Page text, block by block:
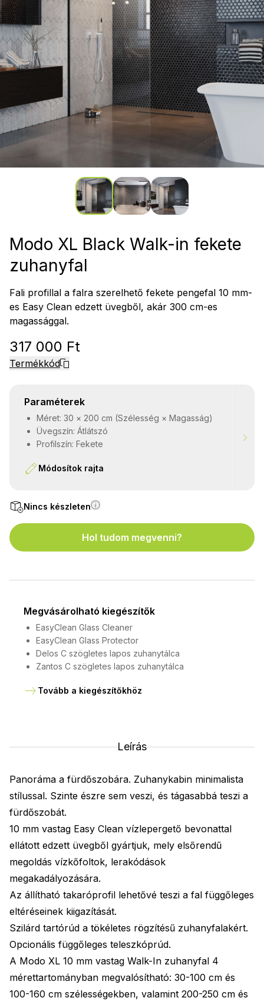
Modo XL Black Walk-in fekete
zuhanyfal
Fali profillal a falra szerelhető fekete pengefal 10 mm-
es Easy Clean edzett üvegből, akár 300 cm-es
magassággal.
317 000 Ft
Termékkód
Paraméterek
Méret: 30 × 200 cm (Szélesség × Magasság)
Üvegszín: Átlátszó
Profilszín: Fekete
Módosítok rajta
Nincs készleten
Hol tudom megvenni?
Megvásárolható kiegészítők
EasyClean Glass Cleaner
EasyClean Glass Protector
Delos C szögletes lapos zuhanytálca
Zantos C szögletes lapos zuhanytálca
Tovább a kiegészítőkhöz
Leírás
Panoráma a fürdőszobára. Zuhanykabin minimalista
stílussal. Szinte észre sem veszi, és tágasabbá teszi a
fürdőszobát.
10 mm vastag Easy Clean vízlepergető bevonattal
ellátott edzett üvegből gyártjuk, mely elsőrendű
megoldás vízkőfoltok, lerakódások
megakadályozására.
Az állítható takaróprofil lehetővé teszi a fal függőleges
eltéréseinek kiigazítását.
Szilárd tartórúd a tökéletes rögzítésű zuhanyfalakért.
Opcionális függőleges teleszkóprúd.
A Modo XL 10 mm vastag Walk-In zuhanyfal 4
mérettartományban megvalósítható: 30-100 cm és
100-160 cm szélességekben, valamint 200-250 cm és